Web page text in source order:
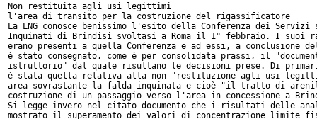
Richieste di rimozione
Non restituita agli usi legittimi
l'area di transito per la costruzione del rigassificatore
La LNG conosce benissimo l'esito della Conferenza dei
Inquinati di Brindisi svoltasi a Roma il 1° febbraio. I suoi
erano presenti a quella Conferenza e ad essi, a conclusione
è stato consegnato, come è per consolidata prassi, il
istruttorio" dal quale risultano le decisioni prese. Di
è stata quella relativa alla non "restituzione agli usi
area sovrastante la falda inquinata e cioè "il tratto di
costruzione di un passaggio verso l'area in concessione a
Si legge invero nel citato documento che i risultati delle
mostrato il superamento dei valori di concentrazione limite